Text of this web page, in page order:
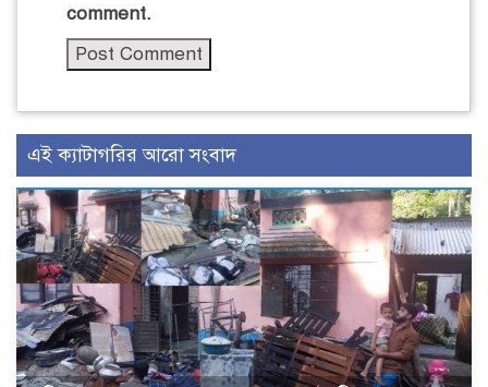
comment.
এই ক্যাটাগরির আরো সংবাদ